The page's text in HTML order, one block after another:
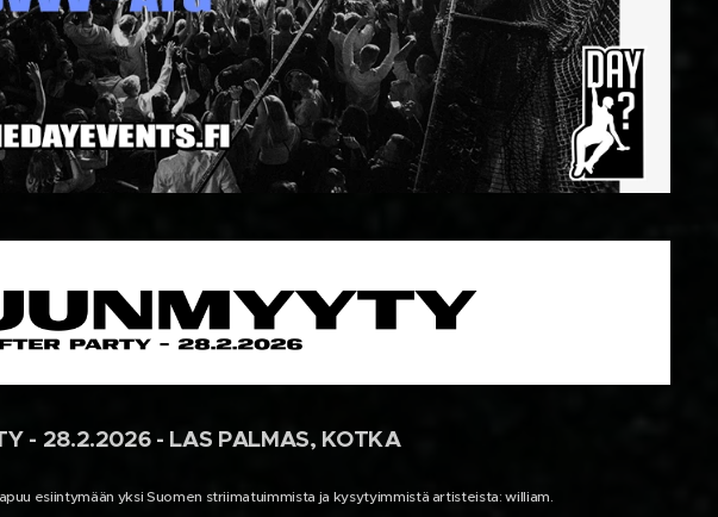
- 28.2.2026 - LAS PALMAS, KOTKA
esiintymään yksi Suomen striimatuimmista ja kysytyimmistä artisteista: william.